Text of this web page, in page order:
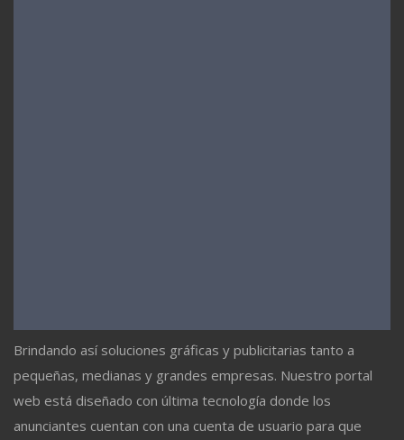
Brindando así soluciones gráficas y publicitarias tanto a
pequeñas, medianas y grandes empresas. Nuestro portal
web está diseñado con última tecnología donde los
anunciantes cuentan con una cuenta de usuario para que